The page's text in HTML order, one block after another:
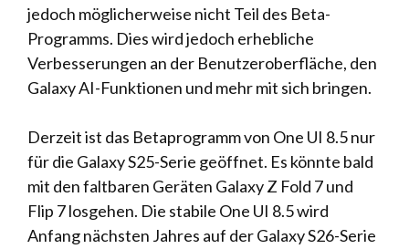
jedoch möglicherweise nicht Teil des Beta-
Programms. Dies wird jedoch erhebliche
Verbesserungen an der Benutzeroberfläche, den
Galaxy AI-Funktionen und mehr mit sich bringen.
Derzeit ist das Betaprogramm von One UI 8.5 nur
für die Galaxy S25-Serie geöffnet. Es könnte bald
mit den faltbaren Geräten Galaxy Z Fold 7 und
Flip 7 losgehen. Die stabile One UI 8.5 wird
Anfang nächsten Jahres auf der Galaxy S26-Serie